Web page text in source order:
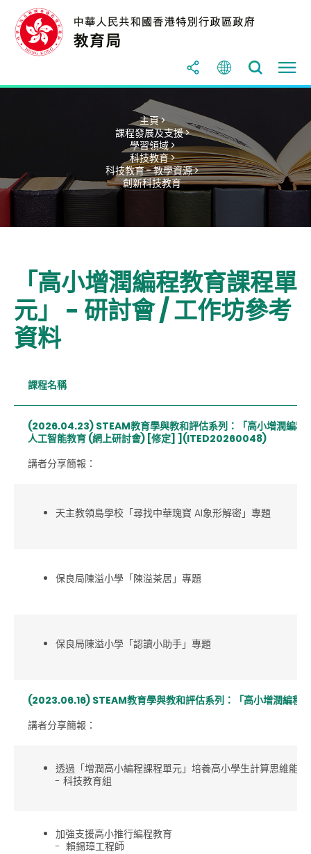
主頁 >
課程發展及支援 >
學習領域 >
科技教育 >
科技教育 - 教學資源 >
創新科技教育
「高小增潤編程教育課程單
元」 - 研討會 / 工作坊參考
資料
課程名稱
(2026.04.23) STEAM教育學與教和評估系列：「高小增潤編程
人工智能教育 (網上研討會) [修定] ](ITED20260048)
講者分享簡報：
天主教領島學校「尋找中華瑰寶 AI象形解密」專題
保良局陳溢小學「陳溢茶居」專題
保良局陳溢小學「認讀小助手」專題
(2023.06.16) STEAM教育學與教和評估系列：「高小增潤編程
講者分享簡報：
透過「增潤高小編程課程單元」培養高小學生計算思維能力
- 科技教育組
加強支援高小推行編程教育
- 賴錫璋工程師